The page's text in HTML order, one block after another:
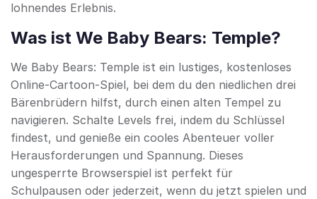
lohnendes Erlebnis.
Was ist We Baby Bears: Temple?
We Baby Bears: Temple ist ein lustiges, kostenloses
Online-Cartoon-Spiel, bei dem du den niedlichen drei
Bärenbrüdern hilfst, durch einen alten Tempel zu
navigieren. Schalte Levels frei, indem du Schlüssel
findest, und genieße ein cooles Abenteuer voller
Herausforderungen und Spannung. Dieses
ungesperrte Browserspiel ist perfekt für
Schulpausen oder jederzeit, wenn du jetzt spielen und